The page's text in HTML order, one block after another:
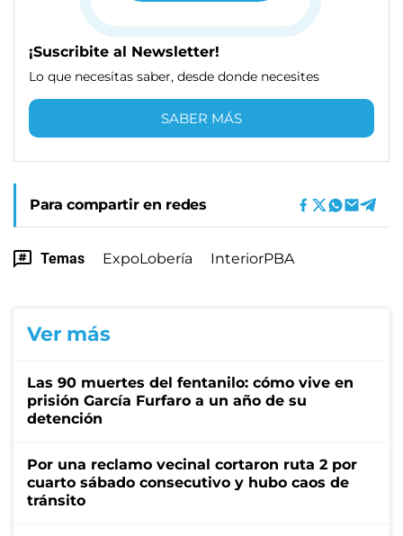
¡Suscribite al Newsletter!
Lo que necesitas saber, desde donde necesites
SABER MÁS
Para compartir en redes
Temas ExpoLobería InteriorPBA
Ver más
Las 90 muertes del fentanilo: cómo vive en
prisión García Furfaro a un año de su
detención
Por una reclamo vecinal cortaron ruta 2 por
cuarto sábado consecutivo y hubo caos de
tránsito